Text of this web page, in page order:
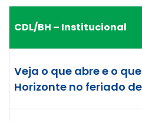
CDL/BH – Institucional
Veja o que abre e o
Horizonte no feriado